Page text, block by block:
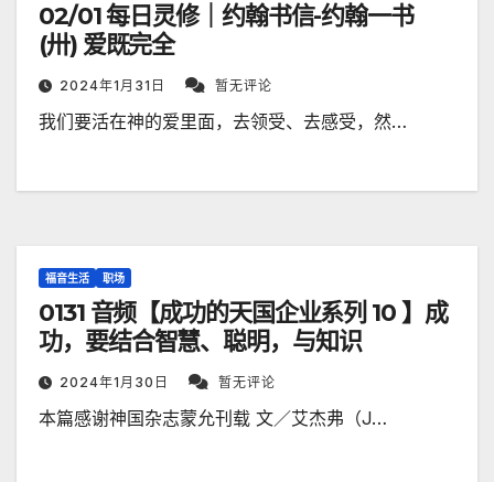
02/01 每日灵修｜约翰书信-约翰一书
(卅) 爱既完全
2024年1月31日 暂无评论
我们要活在神的爱里面，去领受、去感受，然…
福音生活 职场
0131 音频【成功的天国企业系列 10 】成
功，要结合智慧、聪明，与知识
2024年1月30日 暂无评论
本篇感谢神国杂志蒙允刊载 文／艾杰弗（J…